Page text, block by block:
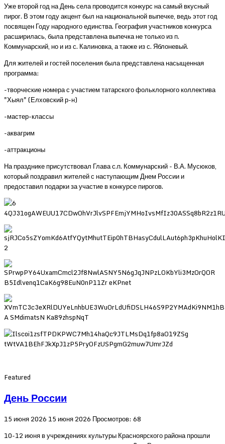
Уже второй год на День села проводится конкурс на самый вкусный
пирог. В этом году акцент был на национальной выпечке, ведь этот год
посвящен Году народного единства. География участников конкурса
расширилась, была представлена выпечка не только из п.
Коммунарский, но и из с. Калиновка, а также из с. Яблоневый.
Для жителей и гостей поселения была представлена насыщенная
программа:
-творческие номера с участием татарского фольклорного коллектива
"Хыял" (Елховский р-н)
-мастер-классы
-аквагрим
-аттракционы
На празднике присутствовал Глава с.п. Коммунарский - В.А. Мусюков,
который поздравил жителей с наступающим Днем России и
предоставил подарки за участие в конкурсе пирогов.
Featured
День России
15 июня 2026 15 июня 2026 Просмотров: 68
10-12 июня в учреждениях культуры Красноярского района прошли